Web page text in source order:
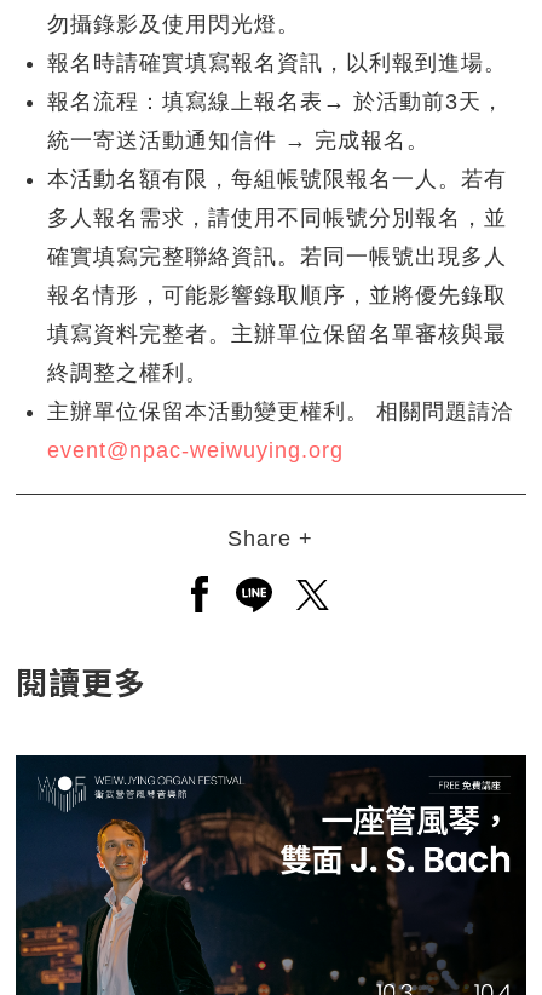
勿攝錄影及使用閃光燈。
報名時請確實填寫報名資訊，以利報到進場。
報名流程：填寫線上報名表→ 於活動前3天，
統一寄送活動通知信件 → 完成報名。
本活動名額有限，每組帳號限報名一人。若有
多人報名需求，請使用不同帳號分別報名，並
確實填寫完整聯絡資訊。若同一帳號出現多人
報名情形，可能影響錄取順序，並將優先錄取
填寫資料完整者。主辦單位保留名單審核與最
終調整之權利。
主辦單位保留本活動變更權利。 相關問題請洽
event@npac-weiwuying.org
Share +
另開新視窗分享至facebook
另開新視窗分享至line
另開新視窗分享至
閱讀更多